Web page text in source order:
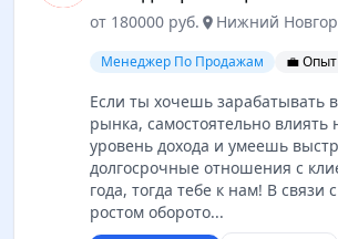
от 180000 руб. location_on Нижний
Менеджер По Продажам 💼 Опыт
Если ты хочешь зарабатывать
рынка, самостоятельно влиять
уровень дохода и умеешь
долгосрочные отношения с
года, тогда тебе к нам! В связи
ростом оборото...